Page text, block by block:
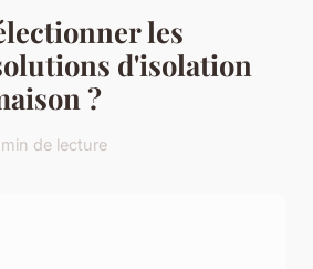
les
d'isolation
?
de lecture